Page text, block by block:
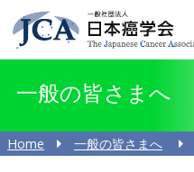
一般の皆さまへ
Home 一般の皆さまへ